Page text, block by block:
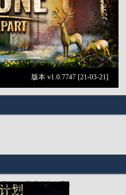
版本 v1.0.7747 [21-03-21]